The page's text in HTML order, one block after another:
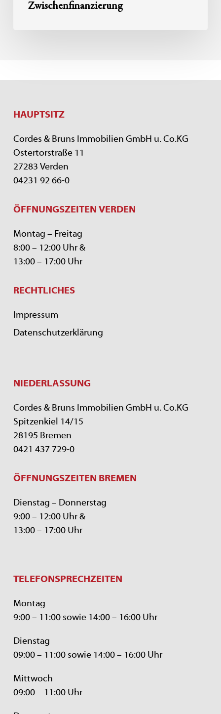
Zwischenfinanzierung
HAUPTSITZ
Cordes & Bruns Immobilien GmbH u. Co.KG
Ostertorstraße 11
27283 Verden
04231 92 66-0
ÖFFNUNGSZEITEN VERDEN
Montag – Freitag
8:00 – 12:00 Uhr &
13:00 – 17:00 Uhr
RECHTLICHES
Impressum
Datenschutzerklärung
NIEDERLASSUNG
Cordes & Bruns Immobilien GmbH u. Co.KG
Spitzenkiel 14/15
28195 Bremen
0421 437 729-0
ÖFFNUNGSZEITEN BREMEN
Dienstag – Donnerstag
9:00 – 12:00 Uhr &
13:00 – 17:00 Uhr
TELEFONSPRECHZEITEN
Montag
9:00 – 11:00 sowie 14:00 – 16:00 Uhr
Dienstag
09:00 – 11:00 sowie 14:00 – 16:00 Uhr
Mittwoch
09:00 – 11:00 Uhr